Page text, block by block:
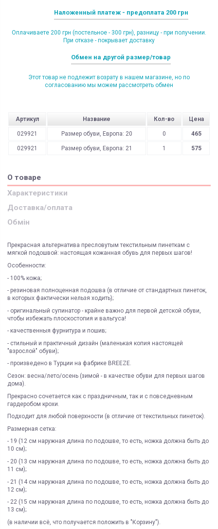
Наложенный платеж - предоплата 200 грн
Оплачиваете 200 грн (постельное - 300 грн), разницу - при получении.
При отказе - покрывает доставку
Обмен на другой размер/товар
Этот товар не подлежит возрату в нашем магазине, но по
согласованию мы можем рассмотреть обмен
Артикул Название Кол-во Цена
029921 Размер обуви, Европа: 20 0 465
029921 Размер обуви, Европа: 21 1 575
О товаре
Характеристики
Доставка/оплата
Обмін
Прекрасная альтернатива пресловутым текстильным пинеткам с
мягкой подошвой: настоящая кожанная обувь для первых шагов!
Особенности:
- 100% кожа;
- резиновая полноценная подошва (в отличие от стандартных пинеток,
в которых фактически нельзя ходить);
- оригинальный супинатор - крайне важно для первой детской обуви,
чтобы избежать плоскостопия и вальгуса!
- качественныя фурнитура и пошив;
- стильный и практичный дизайн (маленькая копия настоящей
"взрослой" обуви);
- произведено в Турции на фабрике BREEZE.
Сезон: весна/лето/осень (зимой - в качестве обуви для первых шагов
дома).
Прекрасно сочетается как с праздничным, так и с повседневным
гардеробом крохи.
Подходит для любой поверхности (в отличие от текстильных пинеток).
Размерная сетка:
- 19 (12 см наружная длина по подошве, то есть, ножка должна быть до
10 см);
- 20 (13 см наружная длина по подошве, то есть, ножка должна быть до
11 см);
- 21 (14 см наружная длина по подошве, то есть, ножка должна быть до
12 см);
- 22 (15 см наружная длина по подошве, то есть, ножка должна быть до
13 см);
(в наличии всё, что получается положить в "Корзину").